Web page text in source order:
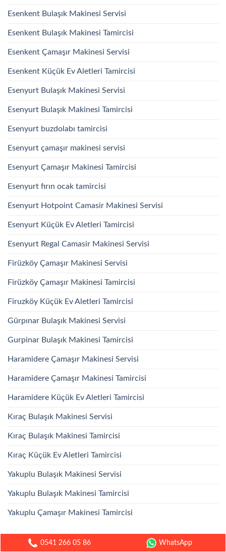
Esenkent Bulaşık Makinesi Servisi
Esenkent Bulaşık Makinesi Tamircisi
Esenkent Çamaşır Makinesi Servisi
Esenkent Küçük Ev Aletleri Tamircisi
Esenyurt Bulaşık Makinesi Servisi
Esenyurt Bulaşık Makinesi Tamircisi
Esenyurt buzdolabı tamircisi
Esenyurt çamaşır makinesi servisi
Esenyurt Çamaşır Makinesi Tamircisi
Esenyurt fırın ocak tamircisi
Esenyurt Hotpoint Camasir Makinesi Servisi
Esenyurt Küçük Ev Aletleri Tamircisi
Esenyurt Regal Camasir Makinesi Servisi
Firüzköy Çamaşır Makinesi Servisi
Firüzköy Çamaşır Makinesi Tamircisi
Firuzköy Küçük Ev Aletleri Tamircisi
Gürpınar Bulaşık Makinesi Servisi
Gurpinar Bulaşık Makinesi Tamircisi
Haramidere Çamaşır Makinesi Servisi
Haramidere Çamaşır Makinesi Tamircisi
Haramidere Küçük Ev Aletleri Tamircisi
Kıraç Bulaşık Makinesi Servisi
Kıraç Bulaşık Makinesi Tamircisi
Kıraç Küçük Ev Aletleri Tamircisi
Yakuplu Bulaşık Makinesi Servisi
Yakuplu Bulaşık Makinesi Tamircisi
Yakuplu Çamaşır Makinesi Tamircisi
0541 266 05 86 WhatsApp